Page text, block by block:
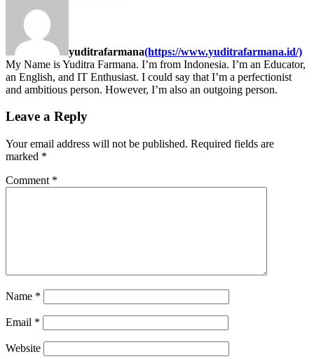
yuditrafarmana(https://www.yuditrafarmana.id/)
My Name is Yuditra Farmana. I’m from Indonesia. I’m an Educator,
an English, and IT Enthusiast. I could say that I’m a perfectionist
and ambitious person. However, I’m also an outgoing person.
Leave a Reply
Your email address will not be published. Required fields are
marked *
Comment *
Name *
Email *
Website